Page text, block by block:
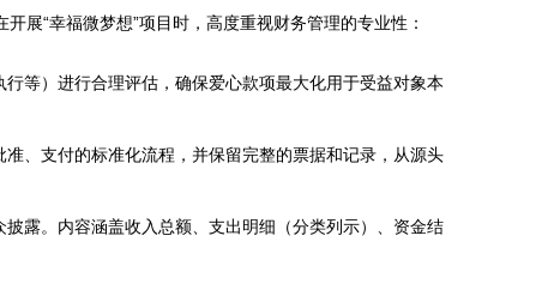
展“幸福微梦想”项目时，高度重视财务管理的专业性：
等）进行合理评估，确保爱心款项最大化用于受益对象本
、支付的标准化流程，并保留完整的票据和记录，从源头
露。内容涵盖收入总额、支出明细（分类列示）、资金结